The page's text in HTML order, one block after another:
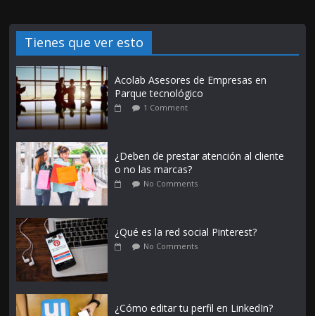
Tienes que ver esto
Acolab Asesores de Empresas en
Parque tecnológico
1 Comment
¿Deben de prestar atención al cliente
o no las marcas?
No Comments
¿Qué es la red social Pinterest?
No Comments
¿Cómo editar tu perfil en LinkedIn?